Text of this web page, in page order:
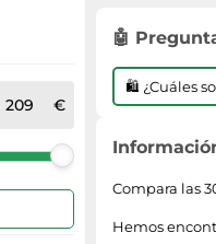
🤖
🛍️ ¿Cuáles
Compara las
Hemos